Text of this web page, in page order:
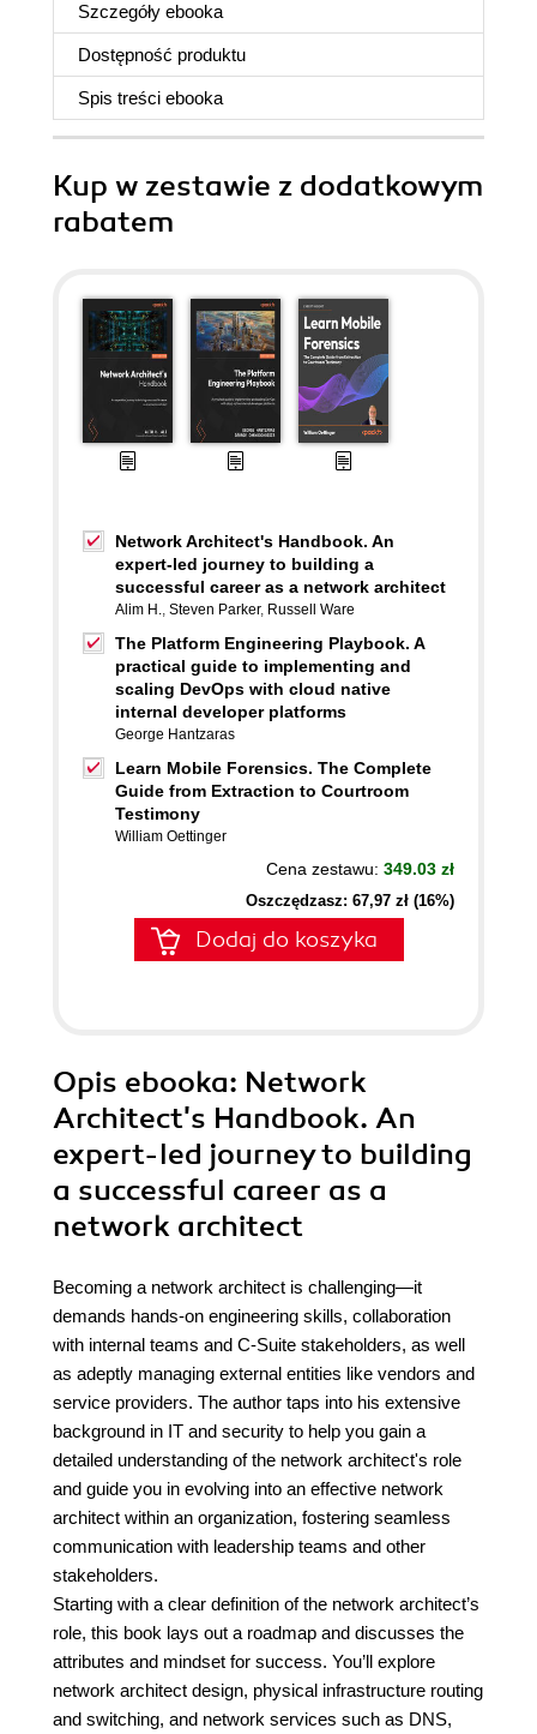
Szczegóły ebooka
Dostępność produktu
Spis treści ebooka
Kup w zestawie z dodatkowym
rabatem
Network Architect's Handbook. An
expert-led journey to building a
successful career as a network architect
Alim H., Steven Parker, Russell Ware
The Platform Engineering Playbook. A
practical guide to implementing and
scaling DevOps with cloud native
internal developer platforms
George Hantzaras
Learn Mobile Forensics. The Complete
Guide from Extraction to Courtroom
Testimony
William Oettinger
Cena zestawu: 349.03 zł
Oszczędzasz: 67,97 zł (16%)
Dodaj do koszyka
Opis ebooka: Network
Architect's Handbook. An
expert-led journey to building
a successful career as a
network architect
Becoming a network architect is challenging—it
demands hands-on engineering skills, collaboration
with internal teams and C-Suite stakeholders, as well
as adeptly managing external entities like vendors and
service providers. The author taps into his extensive
background in IT and security to help you gain a
detailed understanding of the network architect's role
and guide you in evolving into an effective network
architect within an organization, fostering seamless
communication with leadership teams and other
stakeholders.
Starting with a clear definition of the network architect’s
role, this book lays out a roadmap and discusses the
attributes and mindset for success. You’ll explore
network architect design, physical infrastructure routing
and switching, and network services such as DNS,